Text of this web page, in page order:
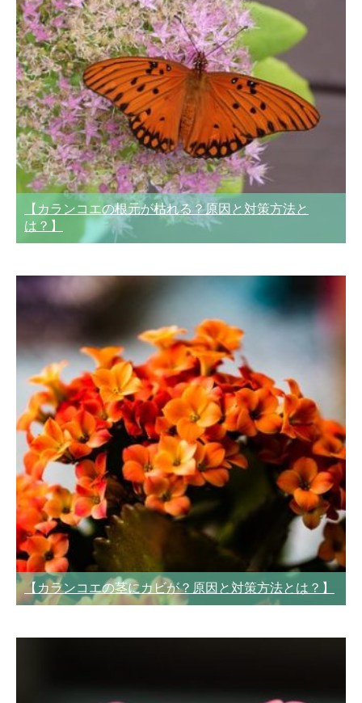
【カランコエの根元が枯れる？原因と対策方法と
は？】
【カランコエの茎にカビが？原因と対策方法とは？】